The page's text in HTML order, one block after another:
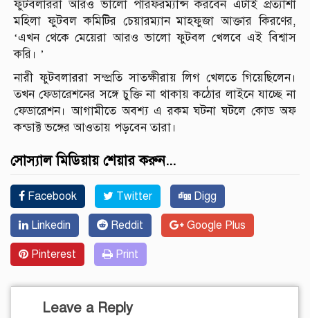
ফুটবলাররা আরও ভালো পারফরম্যান্স করবেন এটাই প্রত্যাশা
মহিলা ফুটবল কমিটির চেয়ারম্যান মাহফুজা আক্তার কিরণের,
‘এখন থেকে মেয়েরা আরও ভালো ফুটবল খেলবে এই বিশ্বাস
করি। ’
নারী ফুটবলাররা সম্প্রতি সাতক্ষীরায় লিগ খেলতে গিয়েছিলেন।
তখন ফেডারেশনের সঙ্গে চুক্তি না থাকায় কঠোর লাইনে যাচ্ছে না
ফেডারেশন। আগামীতে অবশ্য এ রকম ঘটনা ঘটলে কোড অফ
কন্ডাক্ট ভঙ্গের আওতায় পড়বেন তারা।
সোস্যাল মিডিয়ায় শেয়ার করুন...
Facebook Twitter Digg
Linkedin Reddit Google Plus
Pinterest Print
Leave a Reply